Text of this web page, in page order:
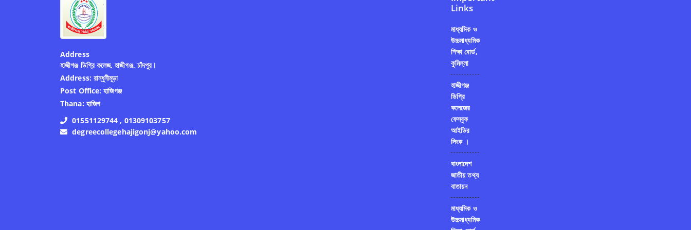
Address
হাজীগঞ্জ ডিগ্রি কলেজ, হাজীগঞ্জ, চাঁদপুর।
Address: রান্ধুনীমূড়া
Post Office: হাজিগঞ্জ
Thana: হাজিগ
01551129744 , 01309103757
degreecollegehajigonj@yahoo.com
Links
মাধ্যমিক ও
উচ্চমাধ্যমিক
শিক্ষা বোর্ড,
কুমিল্লা
হাজীগঞ্জ
ডিগ্রি
কলেজের
ফেসবুক
আইডির
লিংক ।
বাংলাদেশ
জাতীয় তথ্য
বাতায়ন
মাধ্যমিক ও
উচ্চমাধ্যমিক